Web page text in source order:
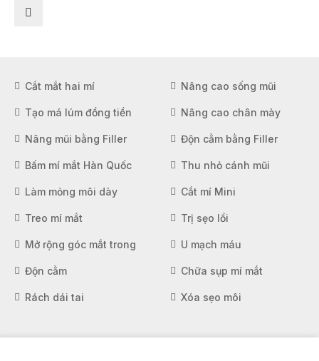
Cắt mắt hai mí Nâng cao sống mũi
Tạo má lúm đồng tiền Nâng cao chân mày
Nâng mũi bằng Filler Độn cằm bằng Filler
Bấm mí mắt Hàn Quốc Thu nhỏ cánh mũi
Làm mỏng môi dày Cắt mí Mini
Treo mí mắt Trị sẹo lồi
Mở rộng góc mắt trong U mạch máu
Độn cằm Chữa sụp mí mắt
Rách dái tai Xóa sẹo môi